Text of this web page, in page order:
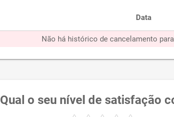
Data
Não há histórico de cancelamento
Qual o seu nível de satisfação